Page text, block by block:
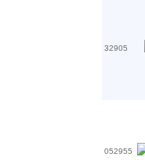
32905
052955